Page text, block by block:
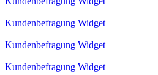
Kundenbefragung Widget
Kundenbefragung Widget
Kundenbefragung Widget